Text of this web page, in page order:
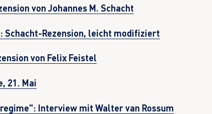
von Johannes M. Schacht
Schacht-Rezension, leicht modifiziert
von Felix Feistel
21. Mai
Interview mit Walter van Rossum